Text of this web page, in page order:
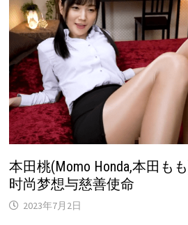
本田桃(Momo Honda,本田も
时尚梦想与慈善使命
2023年7月2日